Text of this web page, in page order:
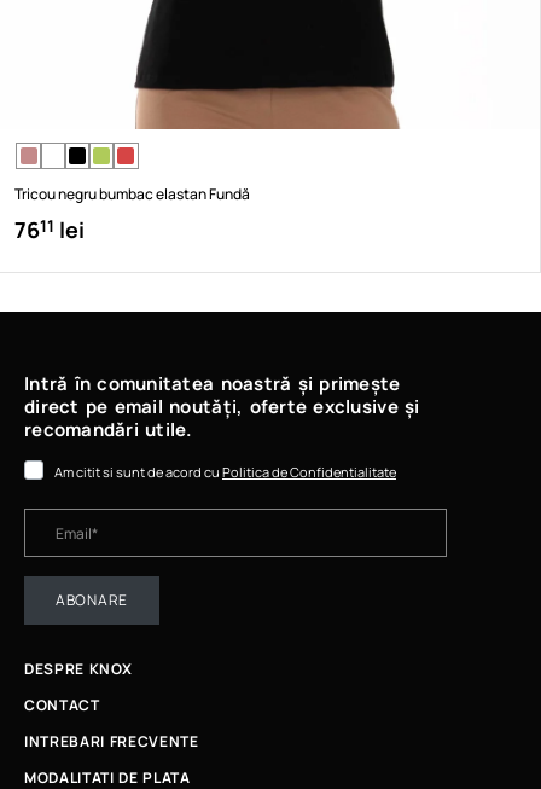
Tricou negru bumbac elastan Fundă
7611 lei
Intră în comunitatea noastră și primește
direct pe email noutăți, oferte exclusive și
recomandări utile.
Am citit si sunt de acord cu Politica de Confidentialitate
ABONARE
DESPRE KNOX
CONTACT
INTREBARI FRECVENTE
MODALITATI DE PLATA